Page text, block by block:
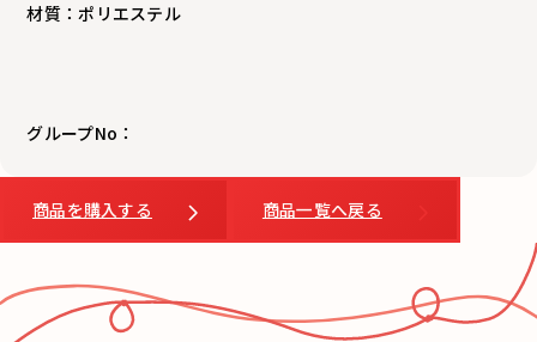
材質：ポリエステル
グループNo：
商品を購入する 商品一覧へ戻る